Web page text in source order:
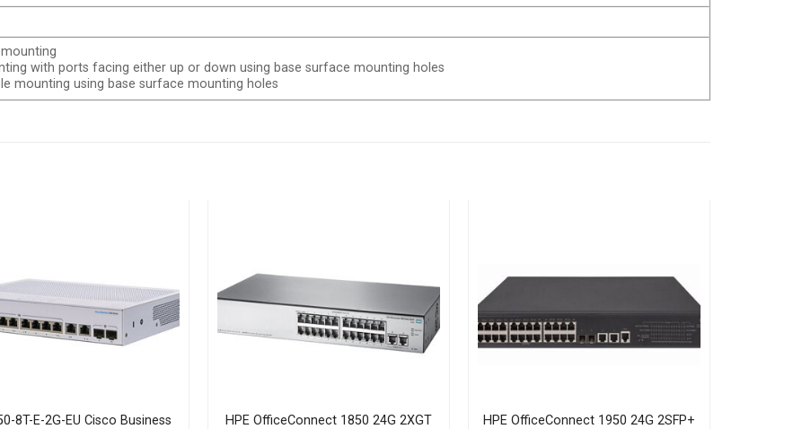
with ports facing either up or down using base surface mounting holes
mounting using base surface mounting holes
8T-E-2G-EU Cisco Business HPE OfficeConnect 1850 24G 2XGT HPE OfficeConnect 1950 24G 2SFP+